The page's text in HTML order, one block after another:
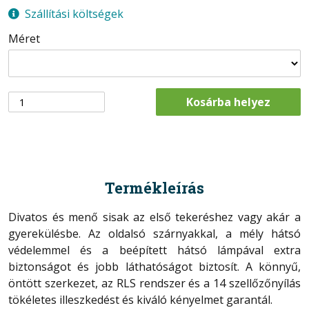
Méret
Szállítási költségek
Kosárba helyez
Termékleírás
Divatos és menő sisak az első tekeréshez vagy akár a
gyerekülésbe. Az oldalsó szárnyakkal, a mély hátsó
védelemmel és a beépített hátsó lámpával extra
biztonságot és jobb láthatóságot biztosít. A könnyű,
öntött szerkezet, az RLS rendszer és a 14 szellőzőnyílás
tökéletes illeszkedést és kiváló kényelmet garantál.